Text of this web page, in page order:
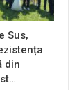
Sus,
din